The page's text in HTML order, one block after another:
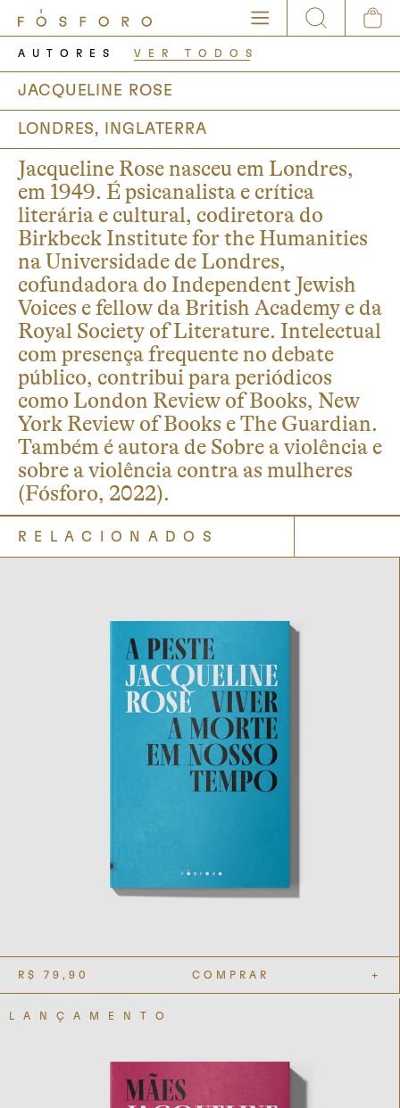
AUTORES VER TODOS
JACQUELINE ROSE
LONDRES, INGLATERRA
Jacqueline Rose nasceu em Londres,
em 1949. É psicanalista e crítica
literária e cultural, codiretora do
Birkbeck Institute for the Humanities
na Universidade de Londres,
cofundadora do Independent Jewish
Voices e fellow da British Academy e da
Royal Society of Literature. Intelectual
com presença frequente no debate
público, contribui para periódicos
como London Review of Books, New
York Review of Books e The Guardian.
Também é autora de Sobre a violência e
sobre a violência contra as mulheres
(Fósforo, 2022).
RELACIONADOS
R$ 79,90 COMPRAR +